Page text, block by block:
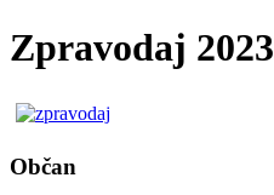
Zpravodaj 2023
Občan